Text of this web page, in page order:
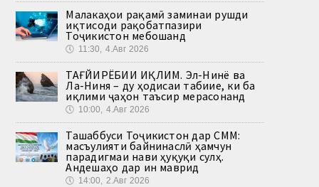
Малакаҳои рақамӣ заминаи рушди
иқтисоди рақобатпазири
Тоҷикистон мебошанд
🕔 11:30, 4.Авг 2026
ТАҒЙИРЁБИИ ИҚЛИМ. Эл-Нинё ва
Ла-Ниня – ду ҳодисаи табиие, ки ба
иқлими ҷаҳон таъсир мерасонанд
🕔 10:00, 4.Авг 2026
Ташаббуси Тоҷикистон дар СММ:
масъулияти байнинаслӣ ҳамчун
парадигмаи нави ҳуқуқи сулҳ.
Андешаҳо дар ин маврид
🕔 14:00, 2.Авг 2026